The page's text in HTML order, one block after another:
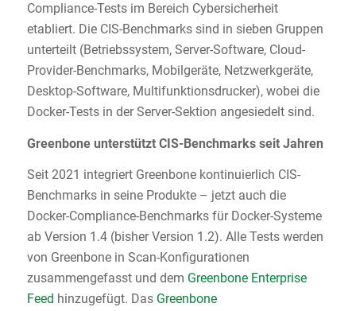
Compliance-Tests im Bereich Cybersicherheit
etabliert. Die CIS-Benchmarks sind in sieben Gruppen
unterteilt (Betriebssystem, Server-Software, Cloud-
Provider-Benchmarks, Mobilgeräte, Netzwerkgeräte,
Desktop-Software, Multifunktionsdrucker), wobei die
Docker-Tests in der Server-Sektion angesiedelt sind.
Greenbone unterstützt CIS-Benchmarks seit Jahren
Seit 2021 integriert Greenbone kontinuierlich CIS-
Benchmarks in seine Produkte – jetzt auch die
Docker-Compliance-Benchmarks für Docker-Systeme
ab Version 1.4 (bisher Version 1.2). Alle Tests werden
von Greenbone in Scan-Konfigurationen
zusammengefasst und dem Greenbone Enterprise
Feed hinzugefügt. Das Greenbone